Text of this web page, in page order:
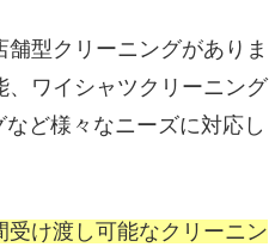
型クリーニングがありま
ワイシャツクリーニング
ど様々なニーズに対応し
け渡し可能なクリーニン